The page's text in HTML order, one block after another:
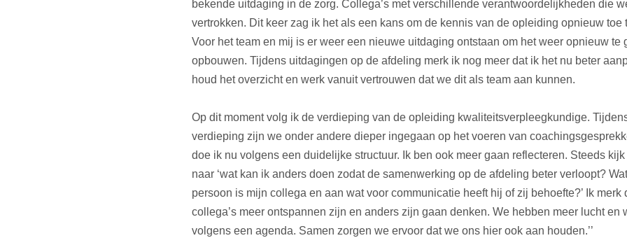
bekende uitdaging in de zorg. Collega’s met verschillende verantwoordelijkheden die
vertrokken. Dit keer zag ik het als een kans om de kennis van de opleiding opnieuw toe
Voor het team en mij is er weer een nieuwe uitdaging ontstaan om het weer opnieuw te
opbouwen. Tijdens uitdagingen op de afdeling merk ik nog meer dat ik het nu beter
houd het overzicht en werk vanuit vertrouwen dat we dit als team aan kunnen.
Op dit moment volg ik de verdieping van de opleiding kwaliteitsverpleegkundige.
verdieping zijn we onder andere dieper ingegaan op het voeren van
doe ik nu volgens een duidelijke structuur. Ik ben ook meer gaan reflecteren. Steeds
naar ‘wat kan ik anders doen zodat de samenwerking op de afdeling beter verloopt?
persoon is mijn collega en aan wat voor communicatie heeft hij of zij behoefte?’ Ik merk
collega’s meer ontspannen zijn en anders zijn gaan denken. We hebben meer lucht en
volgens een agenda. Samen zorgen we ervoor dat we ons hier ook aan houden.’’